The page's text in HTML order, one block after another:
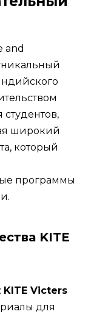
and
широкий
который
программы
KITE
: KITE Victers
для